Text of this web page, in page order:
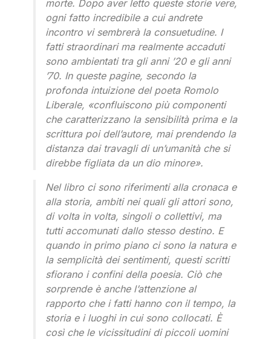
morte. Dopo aver letto queste storie vere,
ogni fatto incredibile a cui andrete
incontro vi sembrerà la consuetudine. I
fatti straordinari ma realmente accaduti
sono ambientati tra gli anni ’20 e gli anni
’70. In queste pagine, secondo la
profonda intuizione del poeta Romolo
Liberale, «confluiscono più componenti
che caratterizzano la sensibilità prima e la
scrittura poi dell’autore, mai prendendo la
distanza dai travagli di un’umanità che si
direbbe figliata da un dio minore».
Nel libro ci sono riferimenti alla cronaca e
alla storia, ambiti nei quali gli attori sono,
di volta in volta, singoli o collettivi, ma
tutti accomunati dallo stesso destino. E
quando in primo piano ci sono la natura e
la semplicità dei sentimenti, questi scritti
sfiorano i confini della poesia. Ciò che
sorprende è anche l’attenzione al
rapporto che i fatti hanno con il tempo, la
storia e i luoghi in cui sono collocati. È
così che le vicissitudini di piccoli uomini